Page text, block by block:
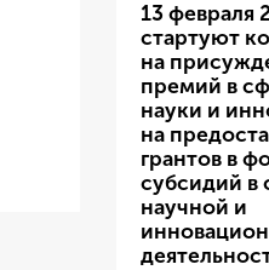
13 февраля
стартуют
на
премий в
науки и
на
грантов в
субсидий в
научной и